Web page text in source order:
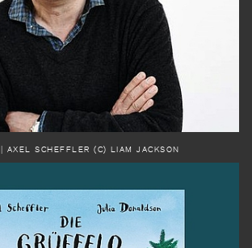
| AXEL SCHEFFLER (C) LIAM JACKSON